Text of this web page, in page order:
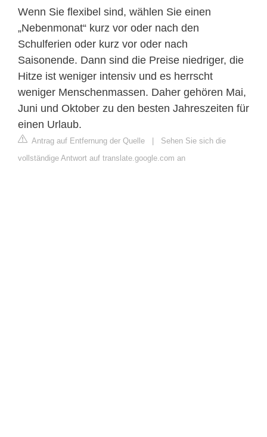
Wenn Sie flexibel sind, wählen Sie einen
„Nebenmonat“ kurz vor oder nach den
Schulferien oder kurz vor oder nach
Saisonende. Dann sind die Preise niedriger, die
Hitze ist weniger intensiv und es herrscht
weniger Menschenmassen. Daher gehören Mai,
Juni und Oktober zu den besten Jahreszeiten für
einen Urlaub.
Antrag auf Entfernung der Quelle | Sehen Sie sich die
vollständige Antwort auf translate.google.com an